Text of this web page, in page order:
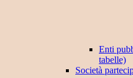
Enti
tabelle)
Società